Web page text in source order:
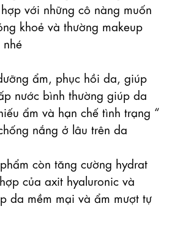
với những cô nàng muốn
khoẻ và thường makeup
nhé
ẩm, phục hồi da, giúp
nước bình thường giúp da
ẩm và hạn chế tình trạng “
nắng ở lâu trên da
còn tăng cường hydrat
của axit hyaluronic và
da mềm mại và ẩm mượt tự